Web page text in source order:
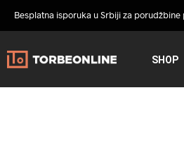
Besplatna isporuka u Srbiji za porudžbine
SHOP